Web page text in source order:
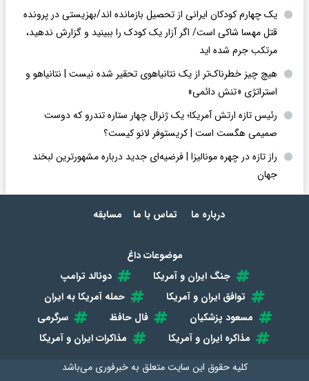
یک چهارم کودکان ایرانی از تحصیل بازمانده اند/بهزیستی در پرونده
قتل مهسا شاکی است/ اگر آزار یک کودک را ببینید و گزارش ندهید،
مرتکب جرم شده اید
هیچ چیز خطرناک‌تر از یک نتانیاهوی تحقیر شده نیست | نتانیاهو و
استراتژی «تنش دائمی»
رئیس تازه ارتش آمریکا؛ یک ژنرال چهار ستاره تندرو که دوست
صمیمی هگست است | کریستوفر لانو کیست؟
راز تازه در چهره مونالیزا | فرضیه‌ای جدید درباره مشهورترین لبخند
جهان
درباره ما تماس با ما مسابقه
موضوعات داغ
جنگ ایران و آمریکا
دونالد ترامپ
توافق ایران و آمریکا
حمله آمریکا به ایران
مسعود پزشکیان
فال حافظ
سرگرمی
مذاکره ایران و آمریکا
مذاکرات ایران و آمریکا
کلیه حقوق این سایت متعلق بهخبرفوری می‌باشد